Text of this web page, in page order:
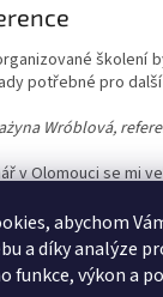
abychom
a díky analýze
funkce, výkon a
školení
potřebné pro
Wróblová,
v Olomouci se mi
a nové
Ptáček,